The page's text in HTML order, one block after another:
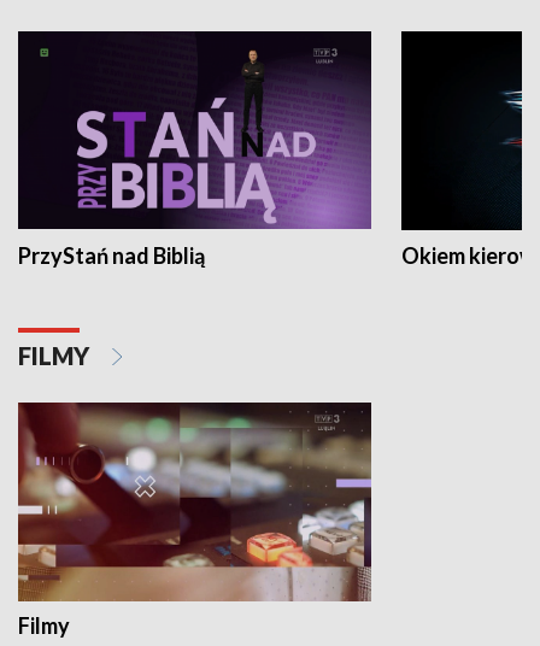
PrzyStań nad Biblią Okiem
FILMY
Filmy